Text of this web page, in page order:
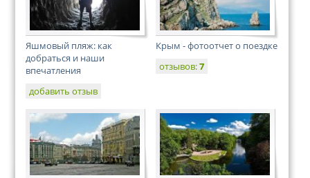
Яшмовый пляж: как
добраться и наши
впечатления
добавить отзыв
Крым - фотоотчет о поездке
отзывов:7